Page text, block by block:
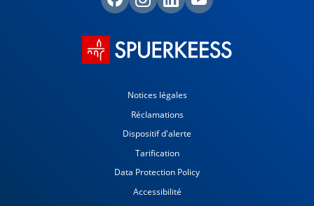
Notices légales
Réclamations
Dispositif d'alerte
Tarification
Data Protection Policy
Accessibilité